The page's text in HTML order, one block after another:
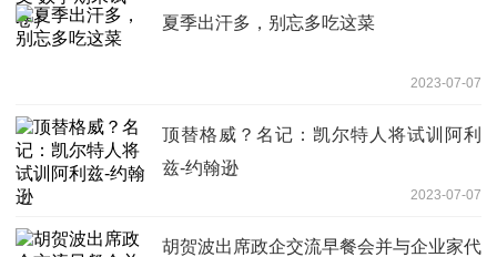
夏季出汗多，别忘多吃这菜
2023-07-07
顶替格威？名记：凯尔特人将试训阿利
兹-约翰逊
2023-07-07
胡贺波出席政企交流早餐会并与企业家代